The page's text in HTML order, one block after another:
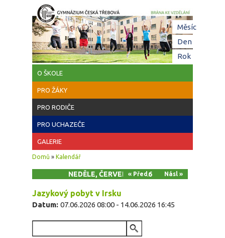
Přejít k hlavnímu obsahu
O ŠKOLE
PRO ŽÁKY
PRO RODIČE
PRO UCHAZEČE
GALERIE
Jste zde
Domů » Kalendář
NEDĚLE, ČERVEN 7, 2026
« Před Násl »
Jazykový pobyt v Irsku
Datum: 07.06.2026 08:00 - 14.06.2026 16:45
Měsíc
Den(aktivní
Rok